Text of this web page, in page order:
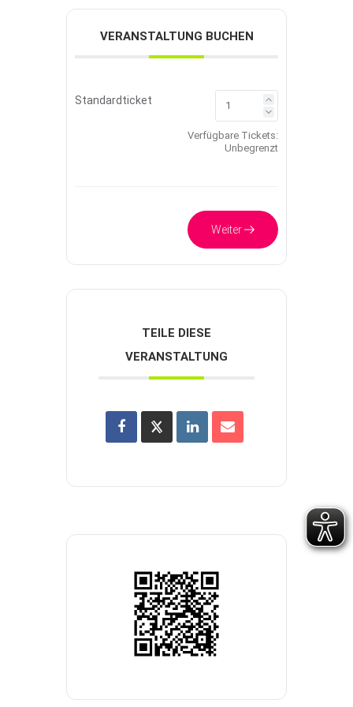
VERANSTALTUNG BUCHEN
Standardticket
Verfügbare Tickets:
Unbegrenzt
Weiter
TEILE DIESE
VERANSTALTUNG